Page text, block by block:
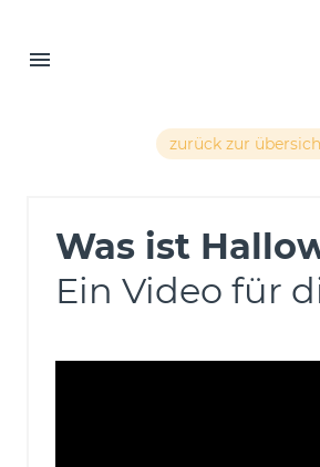
zurück zur
Was ist
Ein Video für